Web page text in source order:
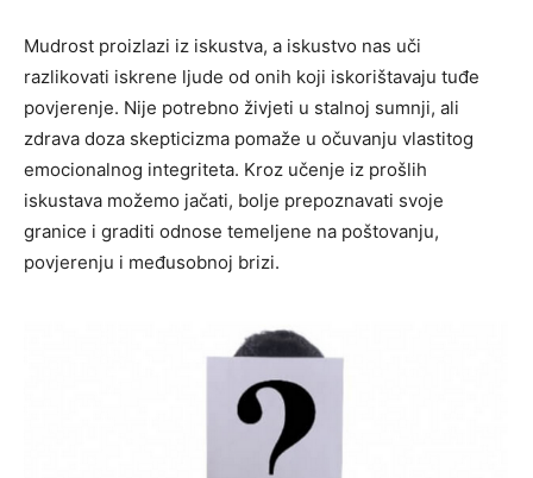
Mudrost proizlazi iz iskustva, a iskustvo nas uči
razlikovati iskrene ljude od onih koji iskorištavaju tuđe
povjerenje. Nije potrebno živjeti u stalnoj sumnji, ali
zdrava doza skepticizma pomaže u očuvanju vlastitog
emocionalnog integriteta. Kroz učenje iz prošlih
iskustava možemo jačati, bolje prepoznavati svoje
granice i graditi odnose temeljene na poštovanju,
povjerenju i međusobnoj brizi.